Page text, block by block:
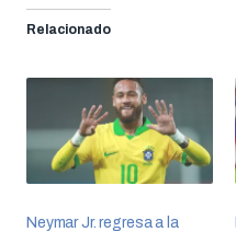
Relacionado
Neymar Jr. regresa a la